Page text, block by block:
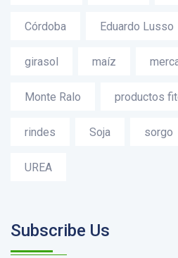
Córdoba Eduardo Lusso
girasol maíz
Monte Ralo productos
rindes Soja sorgo
UREA
Subscribe Us